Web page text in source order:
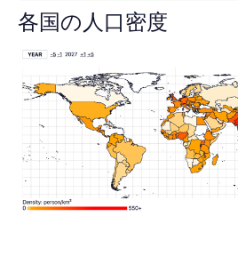
各国の人口密度